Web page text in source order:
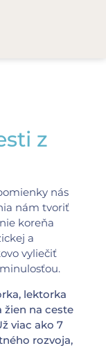
z
nás
nám tvoriť
koreňa
a
vyliečiť
lektorka
žien na ceste
viac ako 7
rozvoja,